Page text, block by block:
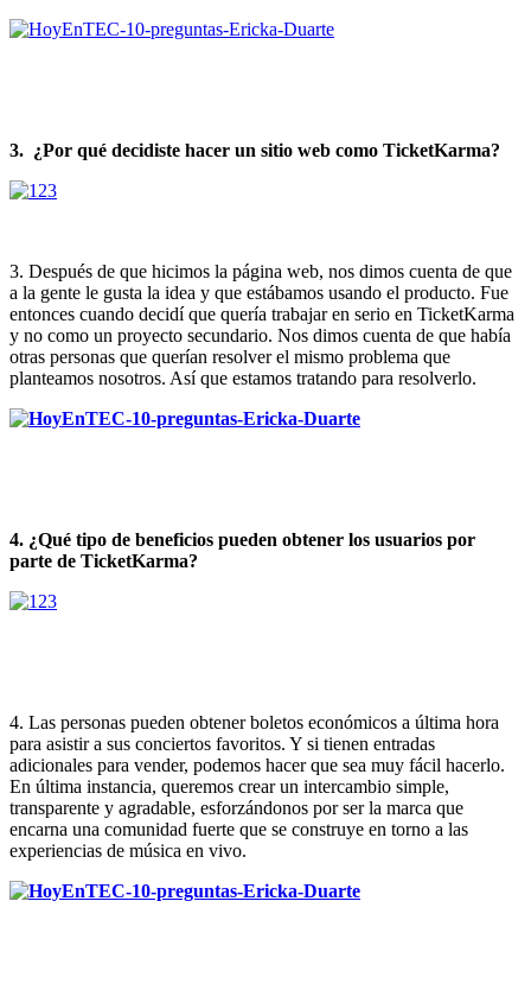
3. ¿Por qué decidiste hacer un sitio web como TicketKarma?
3. Después de que hicimos la página web, nos dimos cuenta de que
a la gente le gusta la idea y que estábamos usando el producto. Fue
entonces cuando decidí que quería trabajar en serio en TicketKarma
y no como un proyecto secundario. Nos dimos cuenta de que había
otras personas que querían resolver el mismo problema que
planteamos nosotros. Así que estamos tratando para resolverlo.
4. ¿Qué tipo de beneficios pueden obtener los usuarios por
parte de TicketKarma?
4. Las personas pueden obtener boletos económicos a última hora
para asistir a sus conciertos favoritos. Y si tienen entradas
adicionales para vender, podemos hacer que sea muy fácil hacerlo.
En última instancia, queremos crear un intercambio simple,
transparente y agradable, esforzándonos por ser la marca que
encarna una comunidad fuerte que se construye en torno a las
experiencias de música en vivo.